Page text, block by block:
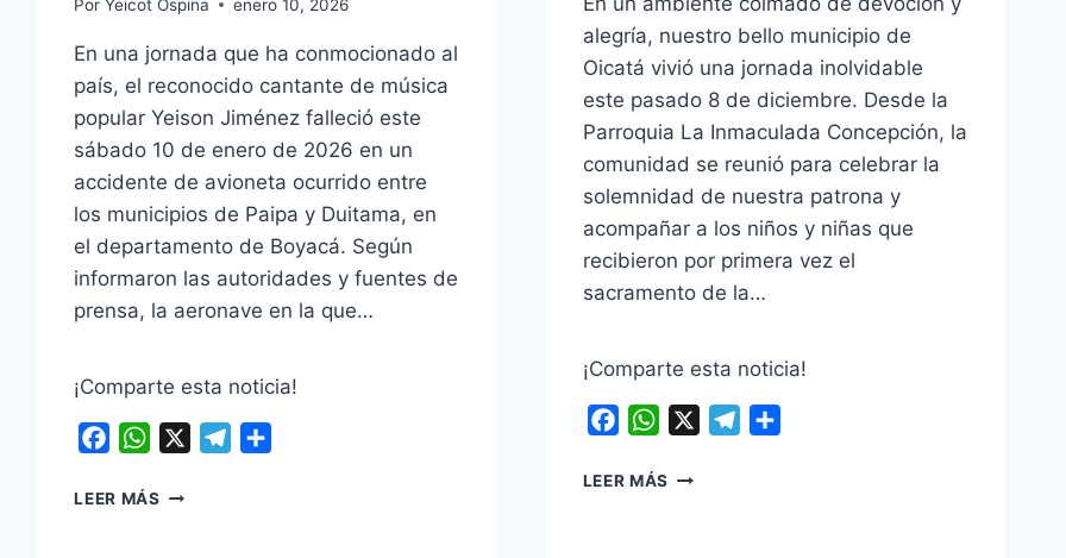
Por Yeicot Ospina enero 10, 2026
En una jornada que ha conmocionado al
país, el reconocido cantante de música
popular Yeison Jiménez falleció este
sábado 10 de enero de 2026 en un
accidente de avioneta ocurrido entre
los municipios de Paipa y Duitama, en
el departamento de Boyacá. Según
informaron las autoridades y fuentes de
prensa, la aeronave en la que…
¡Comparte esta noticia!
FacebookWhatsApp Telegram
LEER MÁS TRISTE
alegría, nuestro bello municipio de
Oicatá vivió una jornada inolvidable
este pasado 8 de diciembre. Desde la
Parroquia La Inmaculada Concepción, la
comunidad se reunió para celebrar la
solemnidad de nuestra patrona y
acompañar a los niños y niñas que
recibieron por primera vez el
sacramento de la…
¡Comparte esta noticia!
FacebookWhatsApp Telegram
LEER MÁS OICATÁ